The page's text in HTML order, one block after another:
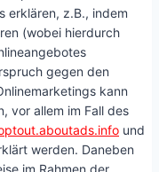
erklären, z.B., indem
(wobei hierdurch
gegen den
kann
vor allem im Fall des
und
werden. Daneben